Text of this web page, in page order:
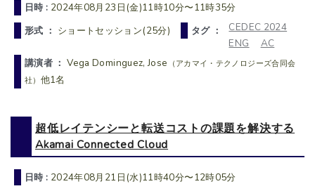
日時 : 2024年08月23日(金)11時10分〜11時35分
形式 ： ショートセッション(25分) タグ ：
CEDEC 2024
ENG
AC
講演者 ：Vega Dominguez, Jose （アカマイ・テクノロジーズ合同会
社） 他1名
超低レイテンシーと転送コストの課題を解決する
Akamai Connected Cloud
日時 : 2024年08月21日(水)11時40分〜12時05分